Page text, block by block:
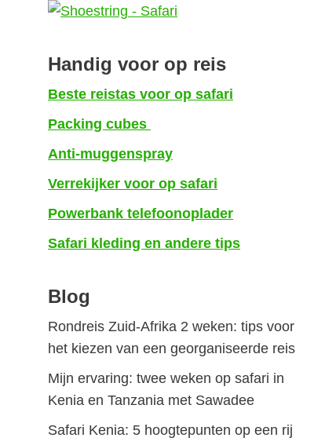
Handig voor op reis
Beste reistas voor op safari
Packing cubes
Anti-muggenspray
Verrekijker voor op safari
Powerbank telefoonoplader
Safari kleding en andere tips
Blog
Rondreis Zuid-Afrika 2 weken: tips voor
het kiezen van een georganiseerde reis
Mijn ervaring: twee weken op safari in
Kenia en Tanzania met Sawadee
Safari Kenia: 5 hoogtepunten op een rij